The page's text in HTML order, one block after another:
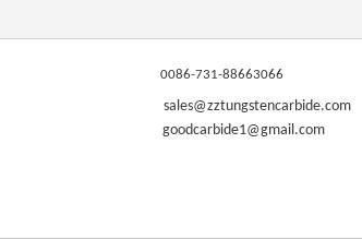
0086-731-88663066
sales@zztungstencarbide.com
goodcarbide1@gmail.com